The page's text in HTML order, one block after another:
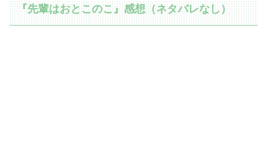
『先輩はおとこのこ』感想（ネタバレなし）